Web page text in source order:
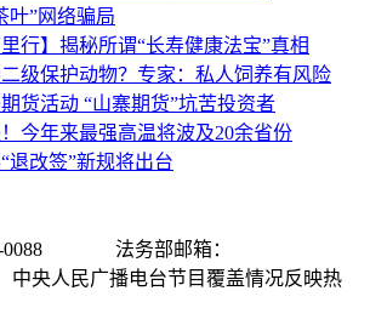
叶”网络骗局
里行】揭秘所谓“长寿健康法宝”真相
级保护动物？专家：私人饲养有风险
货活动 “山寨期货”坑苦投资者
今年来最强高温将波及20余省份
退改签”新规将出台
0088 法务部邮箱：
人民广播电台节目覆盖情况反映热